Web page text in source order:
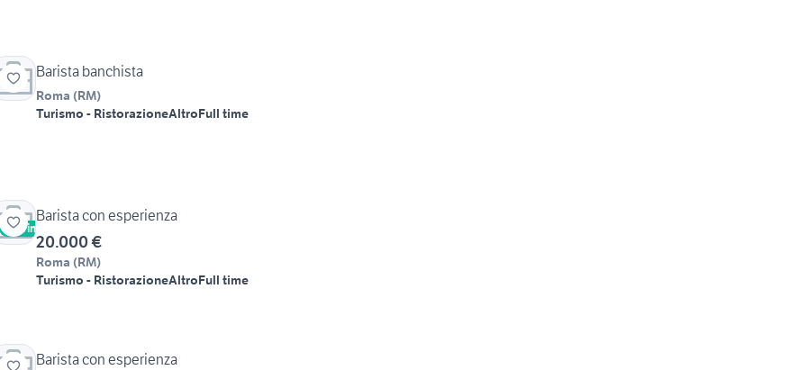
Barista banchista
Roma (RM)
Turismo - RistorazioneAltroFull time
Vetrina
Barista con esperienza
20.000 €
Roma (RM)
Turismo - RistorazioneAltroFull time
Barista con esperienza